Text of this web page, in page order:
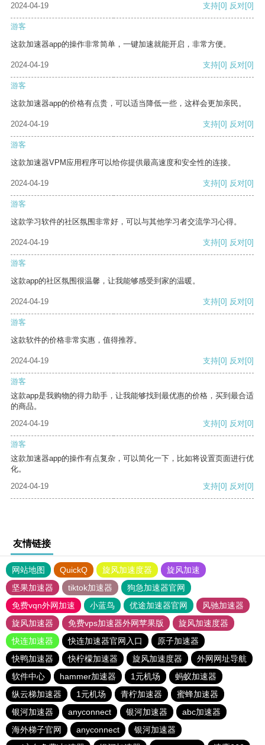
2024-04-19
支持[0] 反对[0]
游客
这款加速器app的操作非常简单，一键加速就能开启，非常方便。
2024-04-19 支持[0] 反对[0]
游客
这款加速器app的价格有点贵，可以适当降低一些，这样会更加亲民。
2024-04-19 支持[0] 反对[0]
游客
这款加速器VPM应用程序可以给你提供最高速度和安全性的连接。
2024-04-19 支持[0] 反对[0]
游客
这款学习软件的社区氛围非常好，可以与其他学习者交流学习心得。
2024-04-19 支持[0] 反对[0]
游客
这款app的社区氛围很温馨，让我能够感受到家的温暖。
2024-04-19 支持[0] 反对[0]
游客
这款软件的价格非常实惠，值得推荐。
2024-04-19 支持[0] 反对[0]
游客
这款app是我购物的得力助手，让我能够找到最优惠的价格，买到最合适
的商品。
2024-04-19
支持[0] 反对[0]
游客
这款加速器app的操作有点复杂，可以简化一下，比如将设置页面进行优
化。
2024-04-19
支持[0] 反对[0]
友情链接
网站地图 QuickQ 旋风加速度器
旋风加速
坚果加速器
tiktok加速器
狗急加速器官网
免费vqn外网加速
小蓝鸟 优途加速器官网
风驰加速器
旋风加速器
免费vps加速器外网苹果版
旋风加速度器
快连加速器
快连加速器官网入口
原子加速器
快鸭加速器
快柠檬加速器 旋风加速度器
外网网址导航
软件中心
hammer加速器 1元机场
蚂蚁加速器
纵云梯加速器
1元机场 青柠加速器
蜜蜂加速器
银河加速器
anyconnect 银河加速器
abc加速器
海外梯子官网
anyconnect
银河加速器